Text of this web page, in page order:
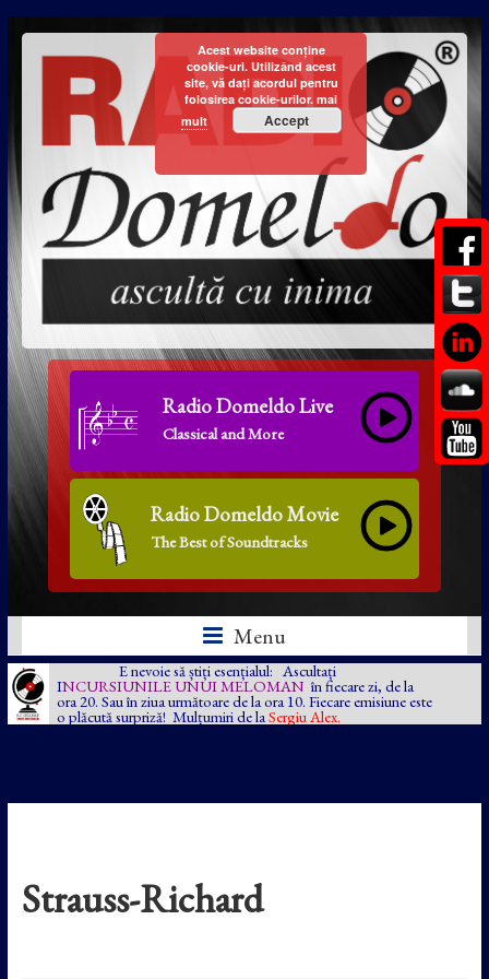
Radio Domeldo Live
Classical and More
Radio Domeldo Movie
The Best of Soundtracks
Menu
E nevoie să știți esențialul: Ascultați
INCURSIUNILE UNUI MELOMAN în fiecare zi, de la
ora 20. Sau în ziua următoare de la ora 10. Fiecare emisiune este
o plăcută surpriză! Mulțumiri de la Sergiu Alex.
Strauss-Richard
Acest website conține
cookie-uri. Utilizând acest
site, vă dați acordul pentru
folosirea cookie-urilor. mai
mult
Accept